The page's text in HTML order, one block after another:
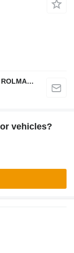
Przedsiębiorstwo Produkcyjno-Handlowe ROLMAPOL Marcin Dziekan
vehicles?